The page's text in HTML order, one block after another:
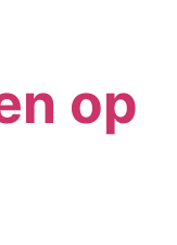
op